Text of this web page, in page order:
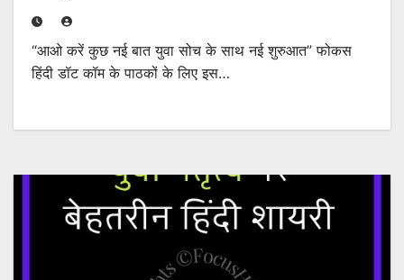
“आओ करें कुछ नई बात युवा सोच के साथ नई शुरुआत” फोकस
हिंदी डॉट कॉम के पाठकों के लिए इस…